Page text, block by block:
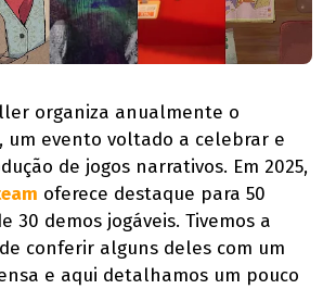
organiza anualmente o
um evento voltado a celebrar e
de jogos narrativos. Em 2025,
oferece destaque para 50
30 demos jogáveis. Tivemos a
conferir alguns deles com um
e aqui detalhamos um pouco